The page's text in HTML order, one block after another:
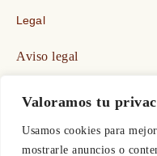
Valoramos tu
Usamos cookies para
mostrarle anuncios o
Legal
Aviso legal
Política de cookies
Accesibilidad